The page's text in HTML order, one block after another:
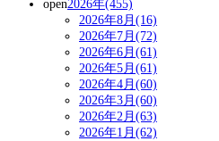
open2026年(455)
2026年8月(16)
2026年7月(72)
2026年6月(61)
2026年5月(61)
2026年4月(60)
2026年3月(60)
2026年2月(63)
2026年1月(62)